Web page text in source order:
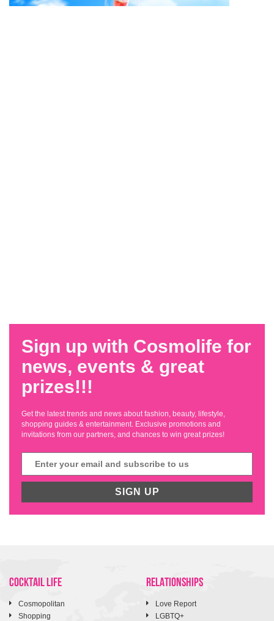
Sign up with Cosmolife for
news, events & great
prizes!!!
Get the latest trends and news about fashion, beauty, lifestyle,
shopping guides & entertainment. Exclusive promotions and
invitations from our partners, and chances to win great prizes!
SIGN UP
COCKTAIL LIFE
Cosmopolitan
Shopping
RELATIONSHIPS
Love Report
LGBTQ+